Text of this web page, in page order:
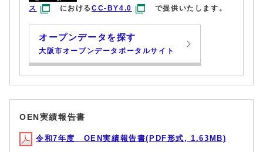
ス
におけるCC-BY4.0 で提供いたします。
オープンデータを探す
大阪市オープンデータポータルサイト
OEN実績報告書
令和7年度 OEN実績報告書(PDF形式, 1.63MB)